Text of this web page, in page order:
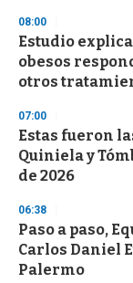
s
e
c
o
n
s
08:00
Estudio
obesos
otros
07:00
Estas fueron
Quiniela y
de 2026
06:38
Paso a paso,
Carlos Daniel
Palermo